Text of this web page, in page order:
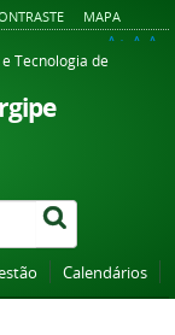
MAPA
A+ A A-
Tecnologia de
Calendários